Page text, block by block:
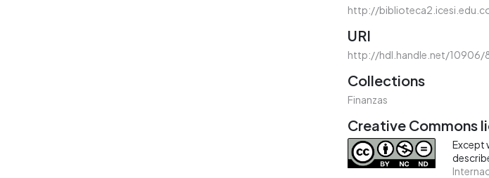
http://
URI
http://hdl.handle.net/10906/
Collections
Finanzas
Creative Commons
Except